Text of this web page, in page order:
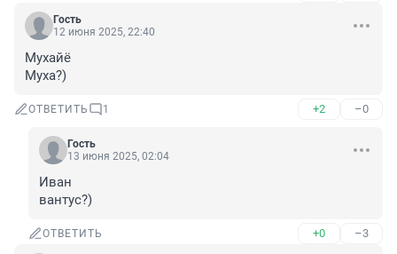
Гость
12 июня 2025, 22:40
Мухайё
Муха?)
ОТВЕТИТЬ 1 +2 –0
Гость
13 июня 2025, 02:04
Иван
вантус?)
ОТВЕТИТЬ +0 –3